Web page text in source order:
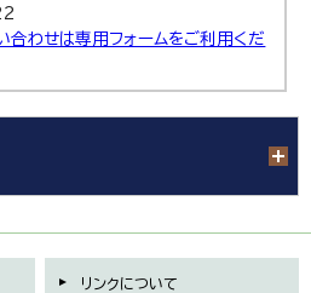
わせは専用フォームをご利用くだ
リンクについて